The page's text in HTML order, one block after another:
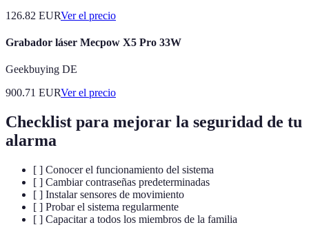
126.82 EURVer el precio
Grabador láser Mecpow X5 Pro 33W
Geekbuying DE
900.71 EURVer el precio
Checklist para mejorar la seguridad de tu
alarma
[ ] Conocer el funcionamiento del sistema
[ ] Cambiar contraseñas predeterminadas
[ ] Instalar sensores de movimiento
[ ] Probar el sistema regularmente
[ ] Capacitar a todos los miembros de la familia